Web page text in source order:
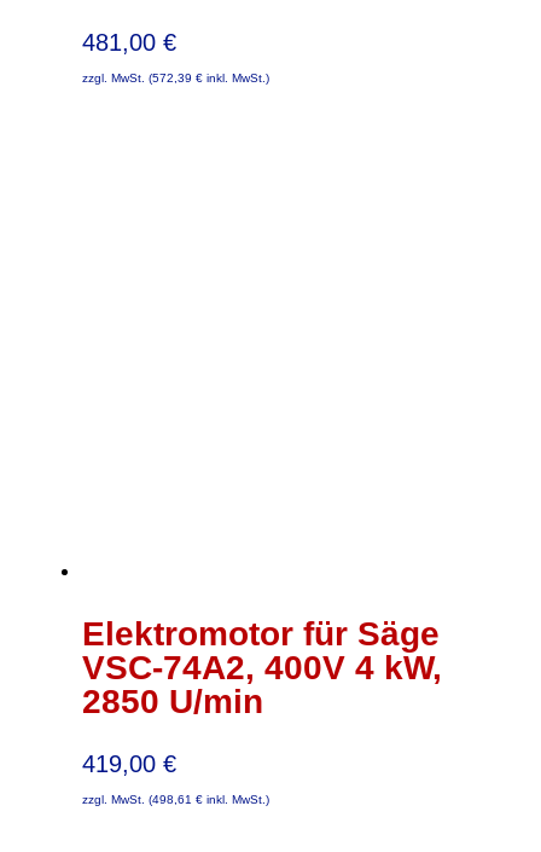
481,00 €
zzgl. MwSt. (572,39 € inkl. MwSt.)
Elektromotor für Säge
VSC-74A2, 400V 4 kW,
2850 U/min
419,00 €
zzgl. MwSt. (498,61 € inkl. MwSt.)